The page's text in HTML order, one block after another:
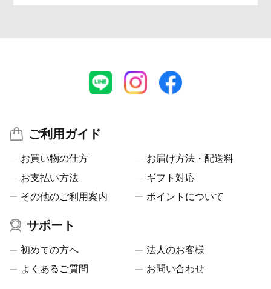
ご利用ガイド
お買い物の仕方
お届け方法・配送料
お支払い方法
ギフト対応
その他のご利用案内
ポイントについて
サポート
初めての方へ
法人のお客様
よくあるご質問
お問い合わせ